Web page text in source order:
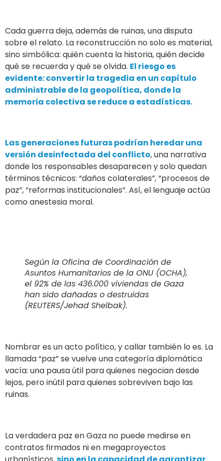
Cada guerra deja, además de ruinas, una disputa
sobre el relato. La reconstrucción no solo es material,
sino simbólica: quién cuenta la historia, quién decide
qué se recuerda y qué se olvida. El riesgo es
evidente: convertir la tragedia en un capítulo
administrable de la geopolítica, donde la
memoria colectiva se reduce a estadísticas.
Las generaciones futuras podrían heredar una
versión desinfectada del conflicto, una narrativa
donde los responsables desaparecen y solo quedan
términos técnicos: “daños colaterales”, “procesos de
paz”, “reformas institucionales”. Así, el lenguaje actúa
como anestesia moral.
Según la Oficina de Coordinación de
Asuntos Humanitarios de la ONU (OCHA),
el 92% de las 436.000 viviendas de Gaza
han sido dañadas o destruidas
(REUTERS/Jehad Shelbak).
Nombrar es un acto político, y callar también lo es. La
llamada “paz” se vuelve una categoría diplomática
vacía: una pausa útil para quienes negocian desde
lejos, pero inútil para quienes sobreviven bajo las
ruinas.
La verdadera paz en Gaza no puede medirse en
contratos firmados ni en megaproyectos